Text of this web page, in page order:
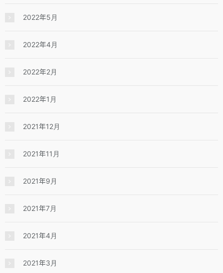
2022年5月
2022年4月
2022年2月
2022年1月
2021年12月
2021年11月
2021年9月
2021年7月
2021年4月
2021年3月